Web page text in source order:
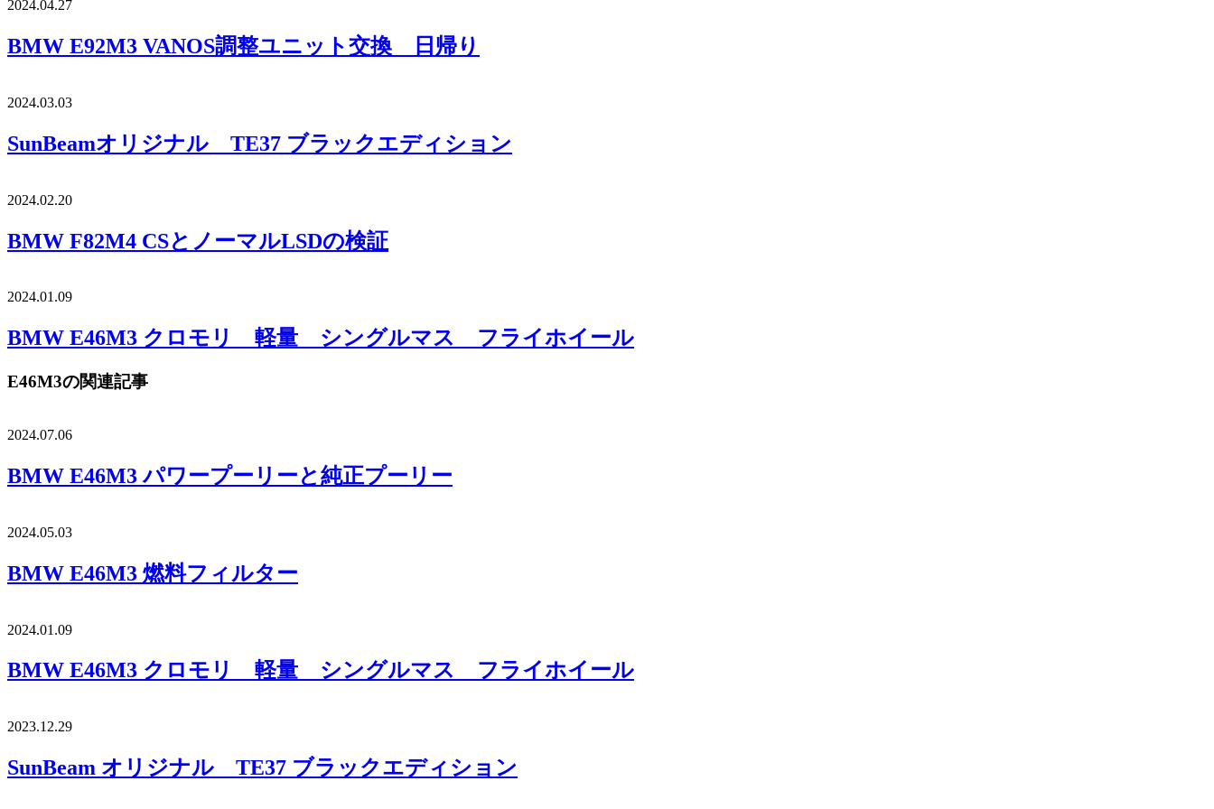
2024.04.27
BMW E92M3 VANOS調整ユニット交換 日帰り
2024.03.03
SunBeamオリジナル TE37 ブラックエディション
2024.02.20
BMW F82M4 CSとノーマルLSDの検証
2024.01.09
BMW E46M3 クロモリ 軽量 シングルマス フライホイール
E46M3の関連記事
2024.07.06
BMW E46M3 パワープーリーと純正プーリー
2024.05.03
BMW E46M3 燃料フィルター
2024.01.09
BMW E46M3 クロモリ 軽量 シングルマス フライホイール
2023.12.29
SunBeam オリジナル TE37 ブラックエディション